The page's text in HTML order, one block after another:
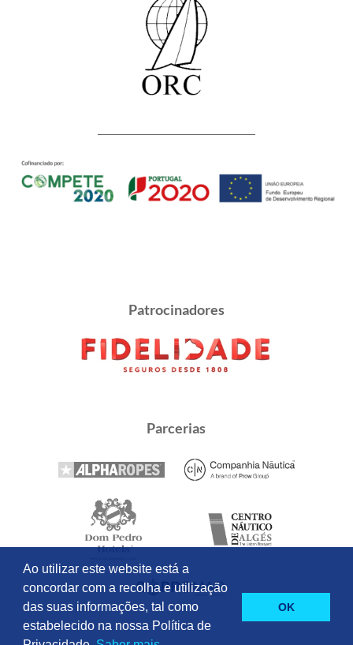
Patrocinadores
Parcerias
Ao utilizar este website está a
concordar com a recolha e utilização
das suas informações, tal como
estabelecido na nossa Política de
OK